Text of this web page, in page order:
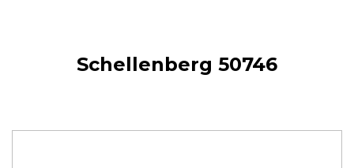
Schellenberg 50746